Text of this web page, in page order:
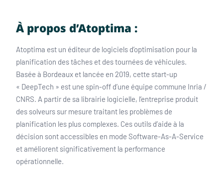
À propos d’Atoptima :
Atoptima est un éditeur de logiciels d’optimisation pour la
planification des tâches et des tournées de véhicules.
Basée à Bordeaux et lancée en 2019, cette start-up
« DeepTech » est une spin-off d’une équipe commune Inria /
CNRS. A partir de sa librairie logicielle, l’entreprise produit
des solveurs sur mesure traitant les problèmes de
planification les plus complexes. Ces outils d’aide à la
décision sont accessibles en mode Software-As-A-Service
et améliorent significativement la performance
opérationnelle.